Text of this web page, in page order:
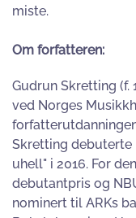
miste.
Om forfatteren:
Gudrun Skretting (f.
ved Norges
Skretting debuterte
uhell" i 2016. For
debutantpris og
nominert til ARKs